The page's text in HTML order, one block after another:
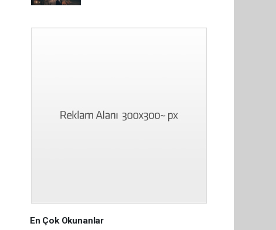
En Çok Okunanlar